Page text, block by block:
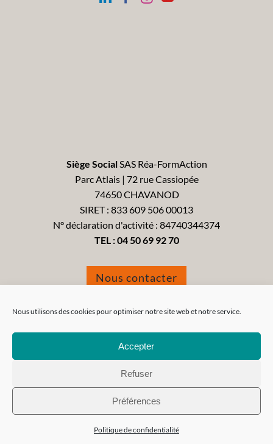
Nous utilisons des cookies pour optimiser notre site web et notre service.
Accepter
Refuser
Préférences
Politique de confidentialité
Siège SocialSAS Réa-FormAction
Parc Atlais | 72 rue Cassiopée
74650 CHAVANOD
SIRET : 833 609 506 00013
N° déclaration d'activité : 84740344374
TEL :04 50 69 92 70
Nous contacter
Tous droits réservés 2021 - Réa-FormAction -
Légales-CGV-CGU-Politique de confidentialité